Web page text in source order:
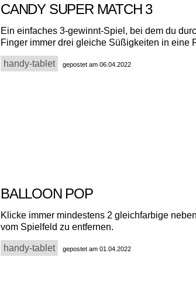
CANDY SUPER MATCH 3
Ein einfaches 3-gewinnt-Spiel, bei dem du
Finger immer drei gleiche Süßigkeiten in eine
handy-tablet gepostet am 06.04.2022
BALLOON POP
Klicke immer mindestens 2 gleichfarbige
vom Spielfeld zu entfernen.
handy-tablet gepostet am 01.04.2022